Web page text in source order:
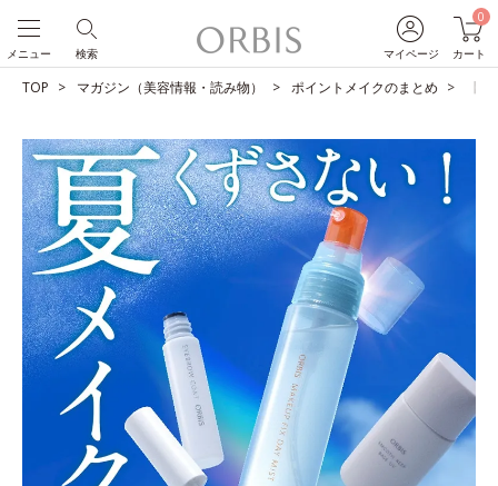
マイページ
0
カート
検索
メニュー
TOP マガジン（美容情報・読み物） ポイントメイクのまとめ 【